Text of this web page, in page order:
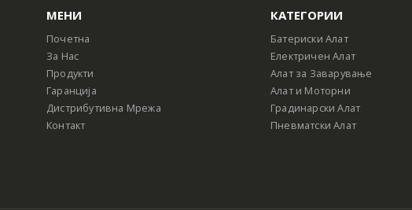
МЕНИ
Почетна
За Нас
Продукти
Гаранција
Дистрибутивна Мрежа
Контакт
КАТЕГОРИИ
Батериски Алат
Електричен Алат
Алат за Заварување
Алат и Моторни
Градинарски Алат
Пневматски Алат